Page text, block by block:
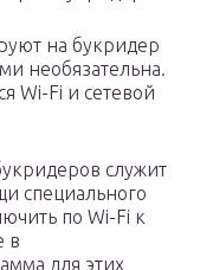
на букридер
необязательна.
Wi-Fi и сетевой
служит
специального
по Wi-Fi к
в
для этих